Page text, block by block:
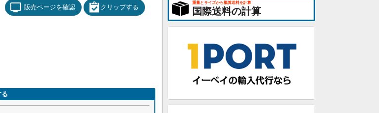
販売ページを確認 クリップする
重量とサイズから概算送料を計算
国際送料の計算